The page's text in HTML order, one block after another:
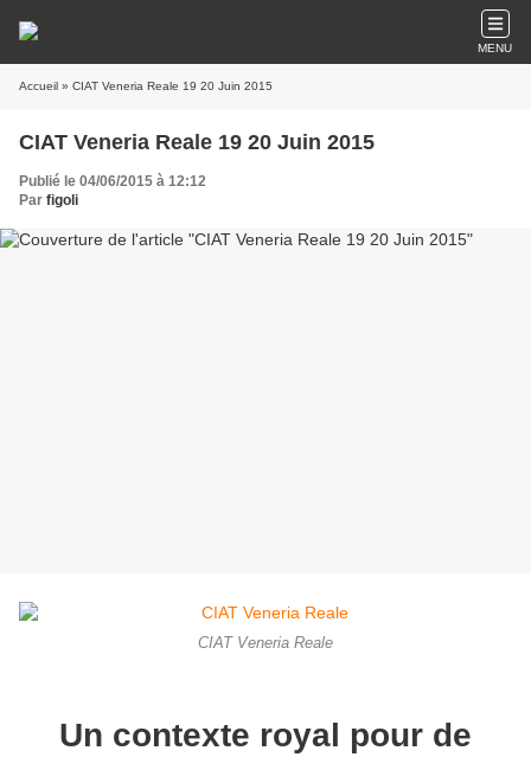
MENU
Accueil » CIAT Veneria Reale 19 20 Juin 2015
CIAT Veneria Reale 19 20 Juin 2015
Publié le 04/06/2015 à 12:12
Par figoli
CIAT Veneria Reale
Un contexte royal pour de